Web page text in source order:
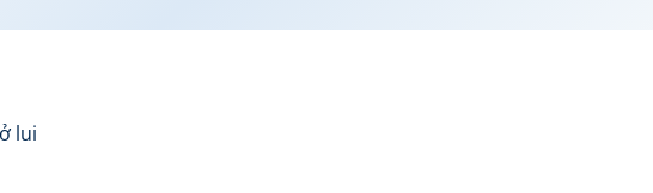
lui